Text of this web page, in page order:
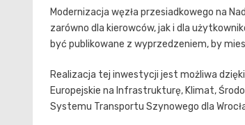
Modernizacja węzła przesiadkowego na
zarówno dla kierowców, jak i dla
być publikowane z wyprzedzeniem, by
Realizacja tej inwestycji jest możliwa
Europejskie na Infrastrukturę, Klimat,
Systemu Transportu Szynowego dla